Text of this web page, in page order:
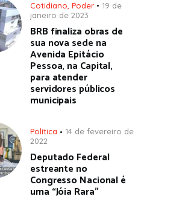
Cotidiano Poder
19 de
janeiro de 2023
BRB finaliza obras de
sua nova sede na
Avenida Epitácio
Pessoa, na Capital,
para atender
servidores públicos
municipais
Política
14 de fevereiro de
2022
Deputado Federal
estreante no
Congresso Nacional é
uma “Jóia Rara”